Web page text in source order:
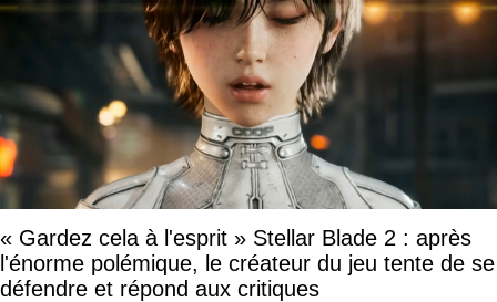
« Gardez cela à l'esprit » Stellar Blade 2 : après
l'énorme polémique, le créateur du jeu tente de se
défendre et répond aux critiques